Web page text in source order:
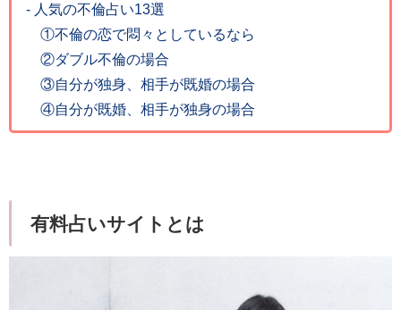
- 人気の不倫占い13選
①不倫の恋で悶々としているなら
②ダブル不倫の場合
③自分が独身、相手が既婚の場合
④自分が既婚、相手が独身の場合
有料占いサイトとは